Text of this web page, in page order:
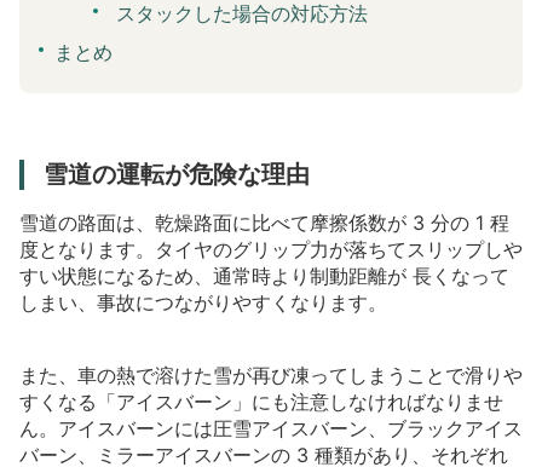
スタックした場合の対応方法
まとめ
雪道の運転が危険な理由
雪道の路面は、乾燥路面に比べて摩擦係数が 3 分の 1 程
度となります。タイヤのグリップ力が落ちてスリップしや
すい状態になるため、通常時より制動距離が 長くなって
しまい、事故につながりやすくなります。
また、車の熱で溶けた雪が再び凍ってしまうことで滑りや
すくなる「アイスバーン」にも注意しなければなりませ
ん。アイスバーンには圧雪アイスバーン、ブラックアイス
バーン、ミラーアイスバーンの 3 種類があり、それぞれ